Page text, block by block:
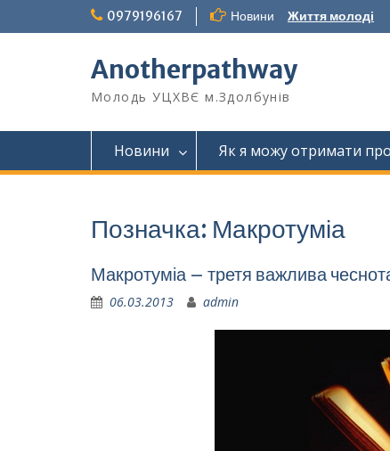
0979196167 Новини Життя молоді
Anotherpathway
Молодь УЦХВЄ м.Здолбунів
Новини Як я можу отримати
Позначка: Макротуміа
Макротуміа – третя важлива
06.03.2013 admin